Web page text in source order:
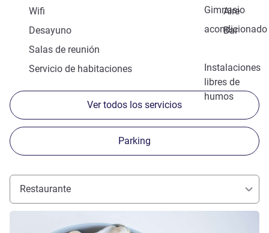
Gimnasio
Wifi
Aire
acondicionado
Desayuno
Bar
Salas de reunión
Instalaciones
libres de
humos
Servicio de habitaciones
Ver todos los servicios
Parking
Restaurante
Más información